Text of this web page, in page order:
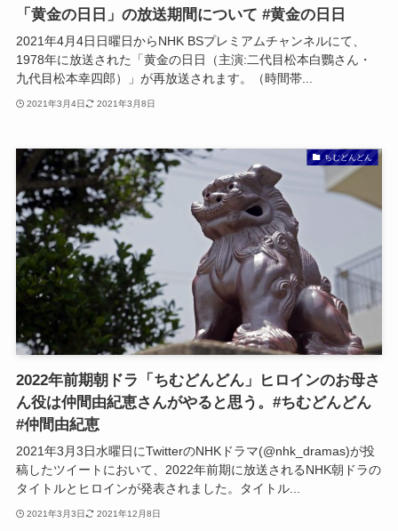
「黄金の日日」の放送期間について #黄金の日日
2021年4月4日日曜日からNHK BSプレミアムチャンネルにて、
1978年に放送された「黄金の日日（主演:二代目松本白鸚さん・
九代目松本幸四郎）」が再放送されます。（時間帯...
2021年3月4日 2021年3月8日
ちむどんどん
2022年前期朝ドラ「ちむどんどん」ヒロインのお母さ
ん役は仲間由紀恵さんがやると思う。#ちむどんどん
#仲間由紀恵
2021年3月3日水曜日にTwitterのNHKドラマ(@nhk_dramas)が投
稿したツイートにおいて、2022年前期に放送されるNHK朝ドラの
タイトルとヒロインが発表されました。タイトル...
2021年3月3日 2021年12月8日